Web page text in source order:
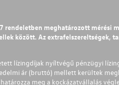
rendeletben meghatározott mérési
között. Az extrafelszereltségek,
lízingdíjak nyíltvégű pénzügyi
ár (bruttó) mellett kerültek
meg a kockázatvállalás